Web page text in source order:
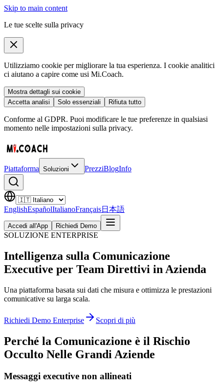
Skip to main content
Le tue scelte sulla privacy
Utilizziamo cookie per migliorare la tua esperienza. I cookie analitici
ci aiutano a capire come usi Mi.Coach.
Mostra dettagli sui cookie
Accetta analisi
Solo essenziali Rifiuta tutto
Conforme al GDPR. Puoi modificare le tue preferenze in qualsiasi
momento nelle impostazioni sulla privacy.
Piattaforma Soluzioni PrezziBlogInfo
EnglishEspañolItalianoFrançais日本語
Accedi all'App Richiedi Demo
SOLUZIONE ENTERPRISE
Intelligenza sulla Comunicazione
Executive per Team Direttivi in Azienda
Una piattaforma basata sui dati che misura e ottimizza le prestazioni
comunicative su larga scala.
Richiedi Demo Enterprise Scopri di più
Perché la Comunicazione è il Rischio
Occulto Nelle Grandi Aziende
Messaggi executive non allineati